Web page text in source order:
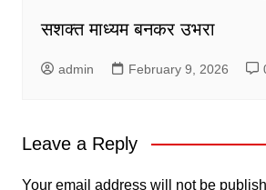
सशक्त माध्यम बनकर उभरा
admin February 9, 2026
Leave a Reply
Your email address will not be